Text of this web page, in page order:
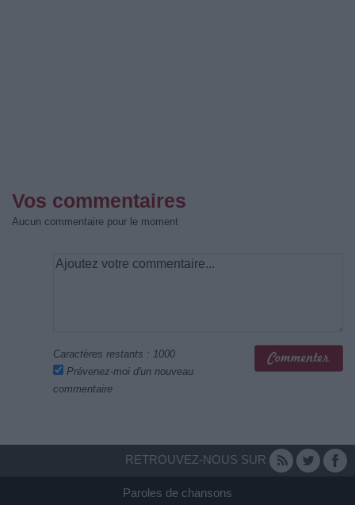
Vos commentaires
Aucun commentaire pour le moment
Caractères restants : 1000
Prévenez-moi d'un nouveau
commentaire
RETROUVEZ-NOUS SUR
Paroles de chansons